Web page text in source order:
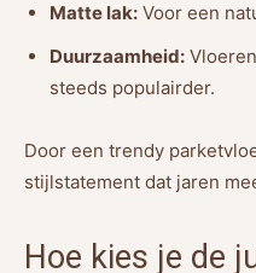
Matte lak: Voor een
Duurzaamheid:
steeds populairder.
Door een trendy
stijlstatement dat jaren
Hoe kies je de